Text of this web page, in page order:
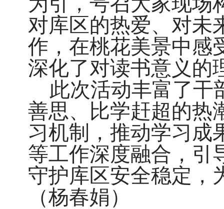
对库区的热爱、对未
作，在桃花美景中感
深化了对读书意义的
此次活动丰富了干
善思、比学赶超的热
习机制，推动学习成
等工作深度融合，引
守护库区安全稳定，
（杨春娟）